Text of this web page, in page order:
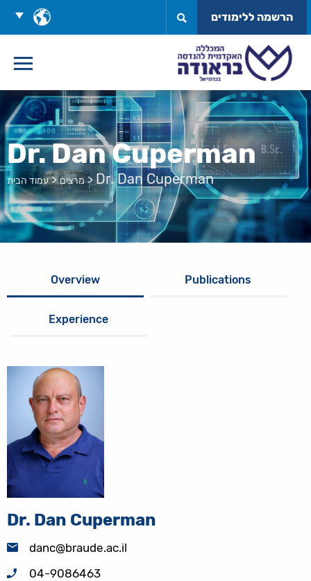
לתוכן
בחר
שפה
הרשמה ללימודים
Dr. Dan Cuperman
עמוד הבית>מרצים>Dr. Dan Cuperman
Overview Publications
Experience
Dr. Dan Cuperman
danc@braude.ac.il
04-9086463